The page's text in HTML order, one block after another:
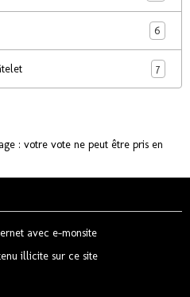
6
7
: votre vote ne peut être pris en
avec e-monsite
illicite sur ce site